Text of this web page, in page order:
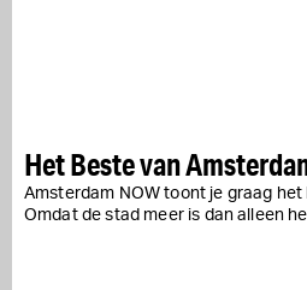
Het Beste van
Amsterdam NOW toont je graag
Omdat de stad meer is dan alleen